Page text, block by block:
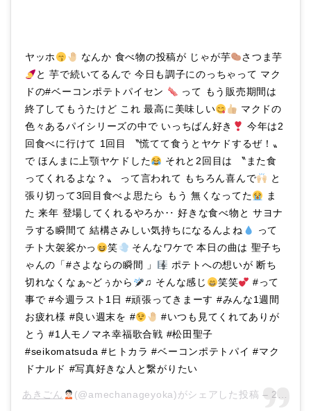
ヤッホ なんか 食べ物の投稿が じゃが芋
さつま芋
と 芋で続いてるんで 今日も調子にのっちゃって マク
ドの#ベーコンポテトパイセン
って もう販売期間は
終了してもうたけど これ 最高に美味しい
マクドの
色々あるパイシリーズの中で いっちばん好き
今年は2
回食べに行けて 1回目 〝慌てて食うとヤケドするぜ！〟
で ほんまに上顎ヤケドした
それと2回目は 〝また食
ってくれるよな？〟 って言われて もちろん喜んで
と
張り切って3回目食べよ思たら もう 無くなってた
ま
た 来年 登場してくれるやろか‥ 好きな食べ物と サヨナ
ラする瞬間て 結構さみしい気持ちになるんよね
って
チト大袈裟かっ
笑
そんなワケで 本日の曲は 聖子ち
ゃんの「#さよならの瞬間 」
ポテトへの想いが 断ち
切れなくなぁ~どぅから
♫ そんな感じ 笑笑
#って
事で #今週ラスト1日 #頑張ってきまーす #みんな1週間
お疲れ様 #良い週末を #
#いつも見てくれてありが
とう #1人モノマネ幸福歌合戦 #松田聖子
#seikomatsuda #ヒトカラ #ベーコンポテトパイ #マク
ドナルド #写真好きな人と繋がりたい
あきごん (@amechanageyoka)がシェアした投稿 – 2019年 6月月14日午後3時09分PDT